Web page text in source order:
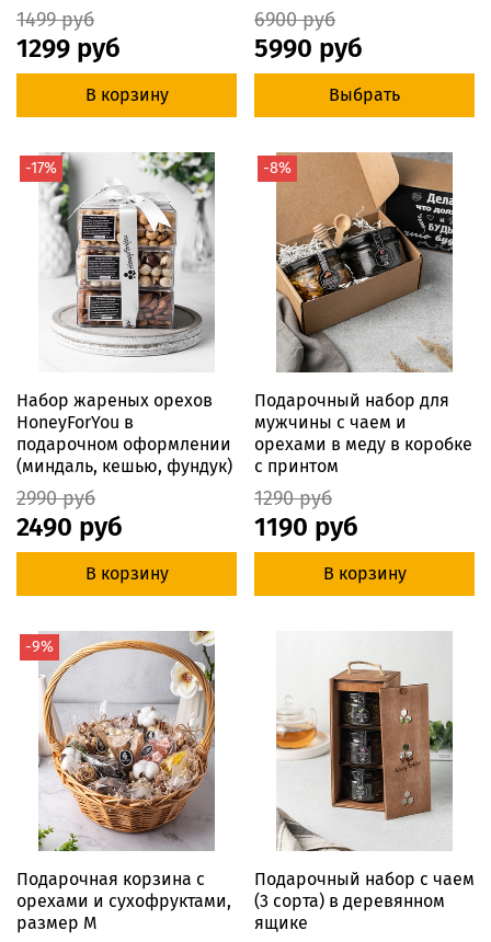
1499 руб
1299 руб
В корзину
6900 руб
5990 руб
Выбрать
-17%
Набор жареных орехов
HoneyForYou в
подарочном оформлении
(миндаль, кешью, фундук)
2990 руб
2490 руб
В корзину
-8%
Подарочный набор для
мужчины с чаем и
орехами в меду в коробке
с принтом
1290 руб
1190 руб
В корзину
-9%
Подарочная корзина с
орехами и сухофруктами,
размер M
Подарочный набор с чаем
(3 сорта) в деревянном
ящике